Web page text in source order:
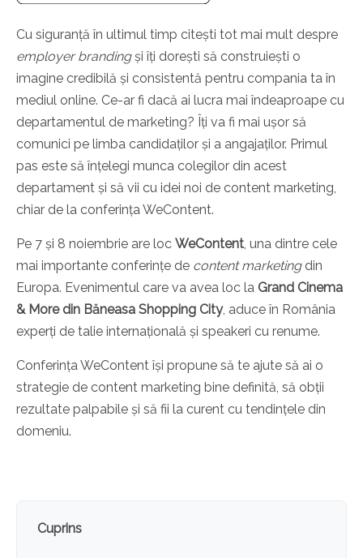
Cu siguranță în ultimul timp citești tot mai mult despre
employer brandingși îți dorești să construiești o
imagine credibilă și consistentă pentru compania ta în
mediul online. Ce-ar fi dacă ai lucra mai îndeaproape cu
departamentul de marketing? Îți va fi mai ușor să
comunici pe limba candidaților și a angajaților. Primul
pas este să înțelegi munca colegilor din acest
departament și să vii cu idei noi de content marketing,
chiar de la conferința WeContent.
Pe 7 și 8 noiembrie are loc WeContent, una dintre cele
mai importante conferințe de content marketingdin
Europa. Evenimentul care va avea loc la Grand Cinema
& More din Băneasa Shopping City, aduce în România
experți de talie internațională și speakeri cu renume.
Conferința WeContent își propune să te ajute să ai o
strategie de content marketing bine definită, să obții
rezultate palpabile și să fii la curent cu tendințele din
domeniu.
Cuprins